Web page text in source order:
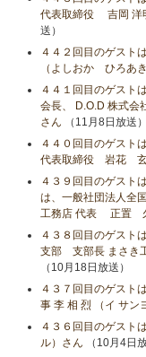
代表取締役 吉岡
送）
４４２回目のゲス
（よしおか ひろあ
４４１回目のゲスト
会長、 D.O.D 株式
さん （11月8日放送）
４４０回目のゲスト
代表取締役 岩花
４３９回目のゲスト
は、一般社団法人全
工務店 代表 正置
４３８回目のゲスト
支部 支部長 まさき
（10月18日放送）
４３７回目のゲスト
事 李 相 烈 （イ サン
４３６回目のゲスト
ル）さん （10月4日放